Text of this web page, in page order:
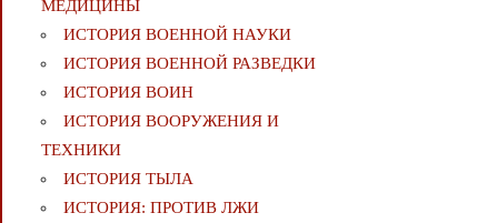
МЕДИЦИНЫ
ИСТОРИЯ ВОЕННОЙ НАУКИ
ИСТОРИЯ ВОЕННОЙ РАЗВЕДКИ
ИСТОРИЯ ВОИН
ИСТОРИЯ ВООРУЖЕНИЯ И
ТЕХНИКИ
ИСТОРИЯ ТЫЛА
ИСТОРИЯ: ПРОТИВ ЛЖИ